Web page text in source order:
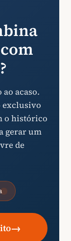
acaso.
exclusivo
o histórico
gerar um
de
→